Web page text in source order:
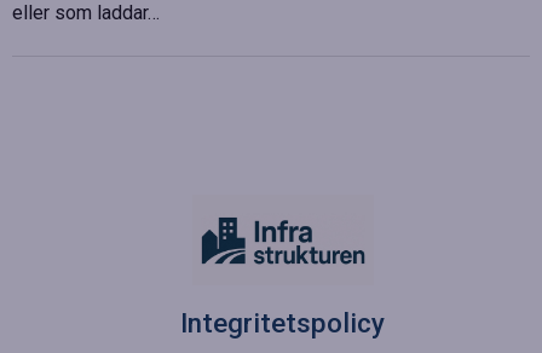
eller som laddar…
Integritetspolicy